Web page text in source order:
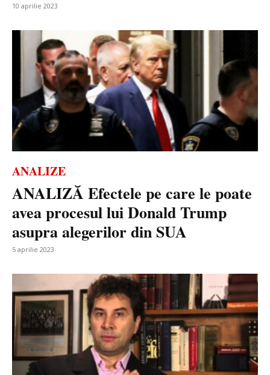
10 aprilie 2023
ANALIZE
ANALIZĂ Efectele pe care le poate
avea procesul lui Donald Trump
asupra alegerilor din SUA
5 aprilie 2023